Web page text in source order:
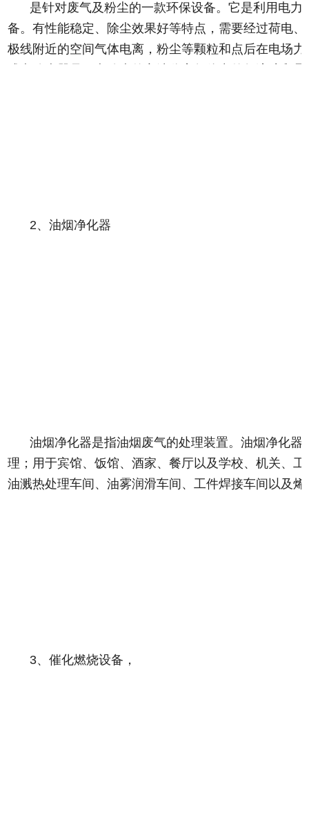
是针对废气及粉尘的一款环保设备。它是利用电
备。有性能稳定、除尘效果好等特点，需要经过荷电
极线附近的空间气体电离，粉尘等颗粒和点后在电场
2、油烟净化器
油烟净化器是指油烟废气的处理装置。油烟净化
理；用于宾馆、饭馆、酒家、餐厅以及学校、机关、
油溅热处理车间、油雾润滑车间、工件焊接车间以及
3、催化燃烧设备，